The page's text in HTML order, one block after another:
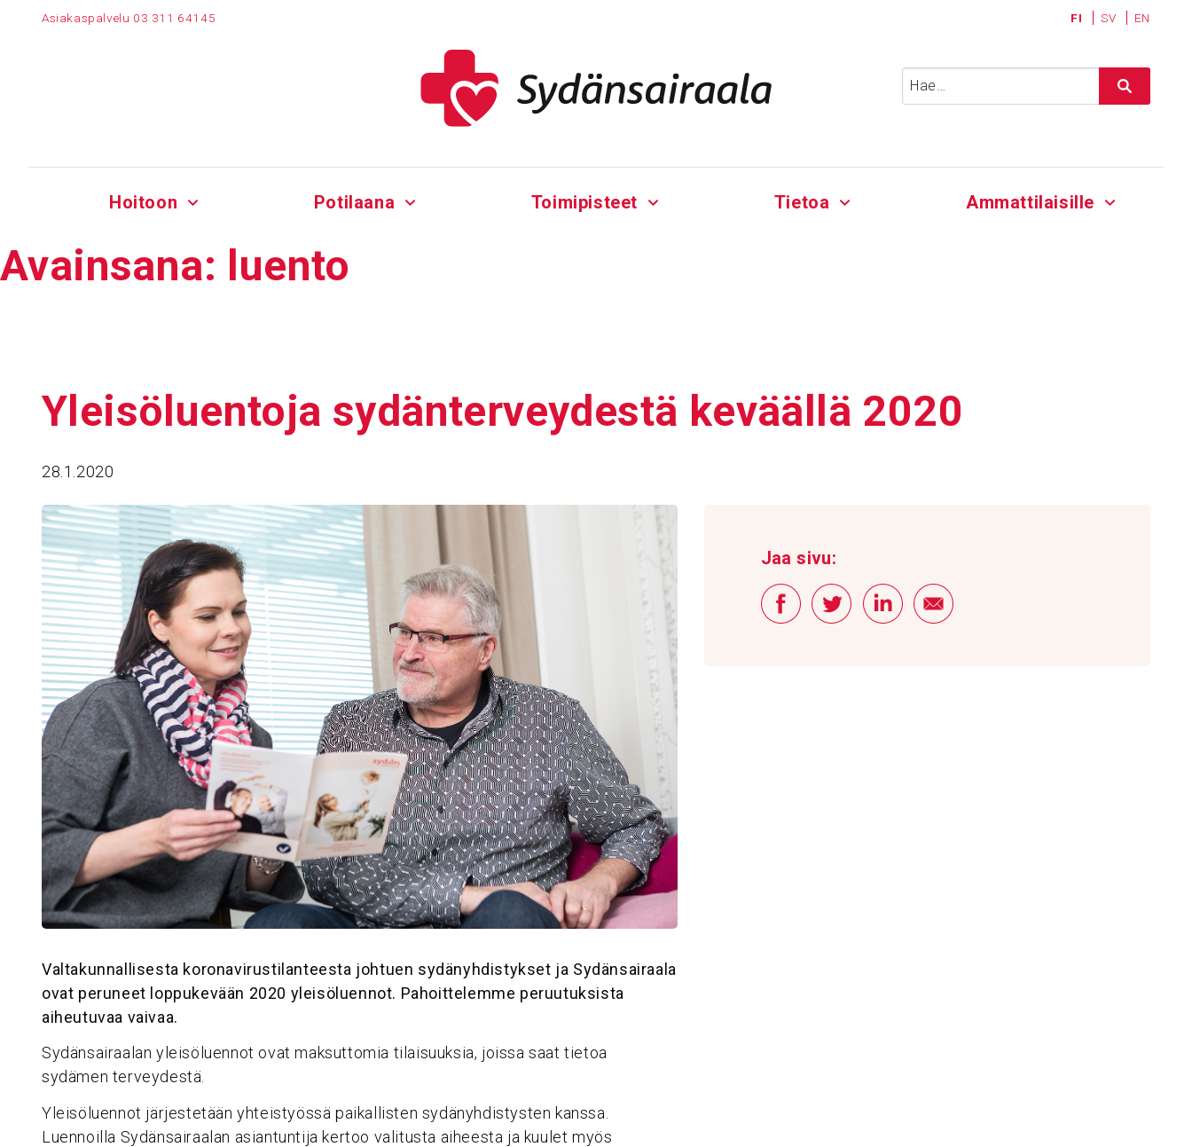
Asiakaspalvelu 03 311 64145 FI SV EN
Hoitoon Potilaana Toimipisteet Tietoa Ammattilaisille
Avain­sana: luento
Ylei­sö­luen­toja sydän­ter­vey­destä keväällä 2020
28.1.2020
Valtakunnallisesta koronavirustilanteesta johtuen sydänyhdistykset ja Sydänsairaala
ovat peruneet loppukevään 2020 yleisöluennot. Pahoittelemme peruutuksista
aiheutuvaa vaivaa.
Sydänsairaalan yleisöluennot ovat maksuttomia tilaisuuksia, joissa saat tietoa
sydämen terveydestä.
Yleisöluennot järjestetään yhteistyössä paikallisten sydänyhdistysten kanssa.
Luennoilla Sydänsairaalan asiantuntija kertoo valitusta aiheesta ja kuulet myös
Jaa sivu: